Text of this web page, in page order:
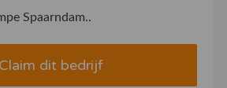
Spaarndam..
Claim dit bedrijf